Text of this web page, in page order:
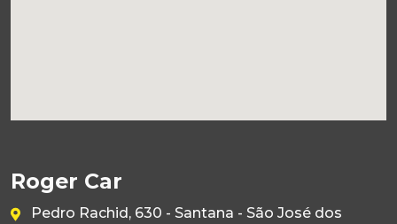
Roger Car
Pedro Rachid, 630 - Santana - São José dos